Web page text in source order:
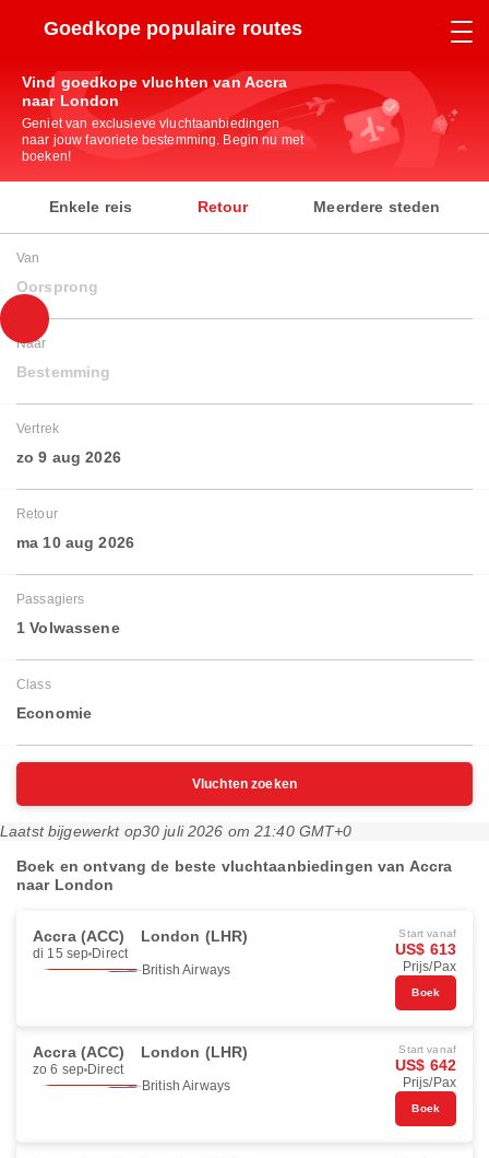
Goedkope populaire routes
Vind goedkope vluchten van Accra
naar London
Geniet van exclusieve vluchtaanbiedingen
naar jouw favoriete bestemming. Begin nu met
boeken!
Enkele reis Retour Meerdere steden
Van
Oorsprong
Naar
Bestemming
Vertrek
zo 9 aug 2026
Retour
ma 10 aug 2026
Passagiers
1 Volwassene
Class
Economie
Vluchten zoeken
Laatst bijgewerkt op30 juli 2026 om 21:40 GMT+0
Boek en ontvang de beste vluchtaanbiedingen van Accra
naar London
Accra (ACC) London (LHR)
di 15 sep Direct
British Airways
Start vanaf
US$ 613
Prijs/Pax
Boek
Accra (ACC) London (LHR)
zo 6 sep Direct
British Airways
Start vanaf
US$ 642
Prijs/Pax
Boek